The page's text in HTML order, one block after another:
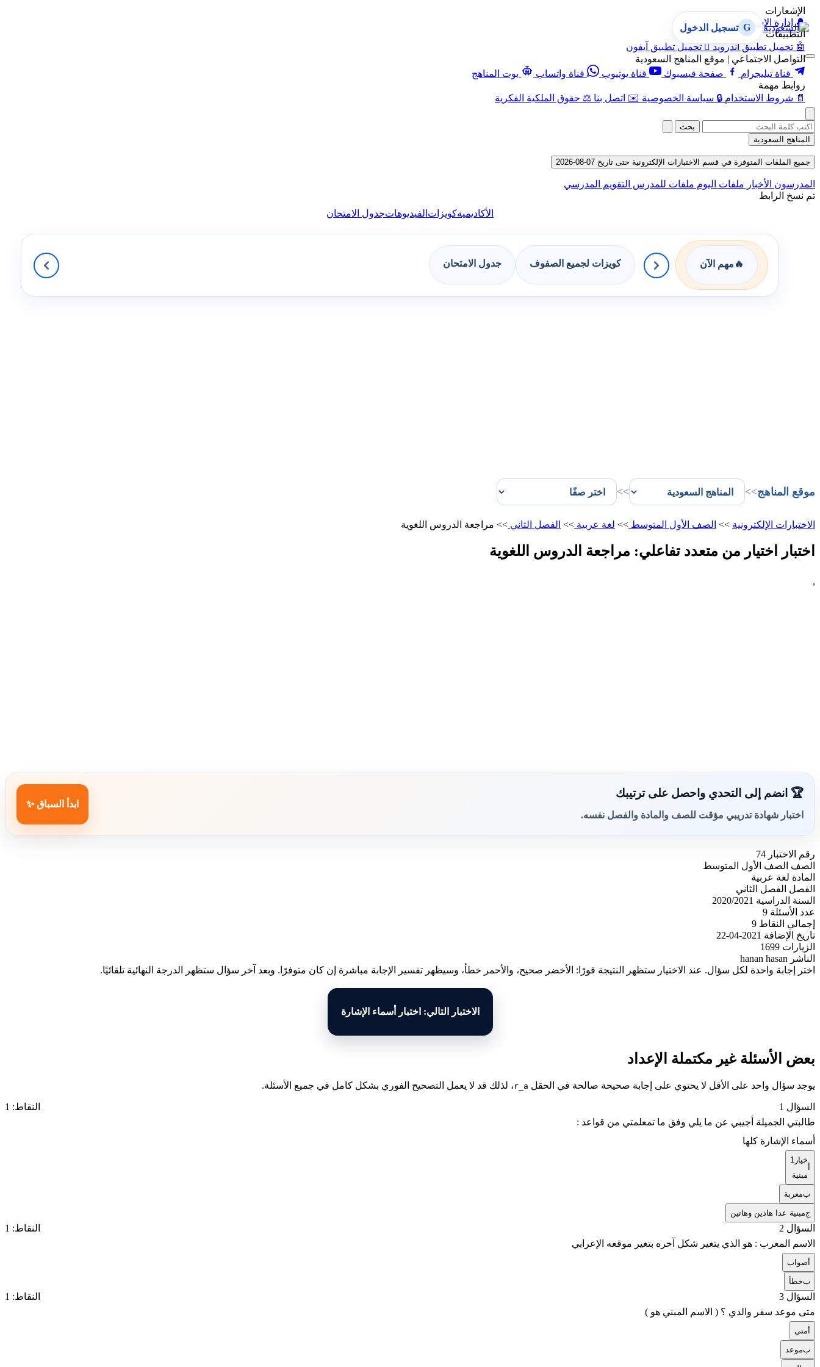
الإشعارات
🔔 إدارة الإشعارات
التطبيقات
🤖 تحميل تطبيق أندرويد  تحميل تطبيق آيفون
التواصل الاجتماعي | موقع المناهج السعودية
قناة تيليجرام
صفحة فيسبوك قناة يوتيوب قناة واتساب
بوت المناهج
روابط مهمة
📄 شروط الاستخدام 🔒 سياسة الخصوصية ✉️ اتصل بنا ⚖️ حقوق الملكية الفكرية
G تسجيل الدخول
بحث
المناهج السعودية
جميع الملفات المتوفرة في قسم الاختبارات الإلكترونية حتى تاريخ 07-08-2026
المدرسون الأخبار ملفات اليوم ملفات للمدرس التقويم المدرسي
تم نسخ الرابط
الأكاديميةكويزات الفيديوهاتجدول الامتحان
🔥 مهم الآن كويزات لجميع الصفوف جدول الامتحان
موقع المناهج>>
>>
الاختبارات الإلكترونية >> الصف الأول المتوسط >> لغة عربية >> الفصل الثاني >> مراجعة الدروس اللغوية
اختبار اختيار من متعدد تفاعلي: مراجعة الدروس اللغوية
,
🏆 انضم إلى التحدي واحصل على ترتيبك
اختبار شهادة تدريبي مؤقت للصف والمادة والفصل نفسه.
ابدأ السباق ✨
رقم الاختبار 74
الصف الصف الأول المتوسط
المادة لغة عربية
الفصل الفصل الثاني
السنة الدراسية 2020/2021
عدد الأسئلة 9
إجمالي النقاط 9
تاريخ الإضافة 2021-04-22
الزيارات 1699
الناشر hanan hasan
اختر إجابة واحدة لكل سؤال. عند الاختيار ستظهر النتيجة فورًا: الأخضر صحيح، والأحمر خطأ، وسيظهر تفسير الإجابة مباشرة إن كان متوفرًا. وبعد آخر سؤال ستظهر الدرجة النهائية تلقائيًا.
الاختبار التالي: اختبار أسماء الإشارة
بعض الأسئلة غير مكتملة الإعداد
يوجد سؤال واحد على الأقل لا يحتوي على إجابة صحيحة صالحة في الحقل r_a ، لذلك قد لا يعمل التصحيح الفوري بشكل كامل في جميع الأسئلة.
السؤال 1
النقاط: 1
طالبتي الجميلة أجيبي عن ما يلي وفق ما تمعلمتي من قواعد :
أسماء الإشارة كلها
أ
خيار1
مبنية
بمعربة
جمبنية عدا هاذين وهاتين
السؤال 2
النقاط: 1
الاسم المعرب : هو الذي يتغير شكل آخره بتغير موقعه الإعرابي
أصواب
بخطأ
السؤال 3
النقاط: 1
متى موعد سفر والدي ؟ ( الاسم المبني هو )
أمتى
بموعد